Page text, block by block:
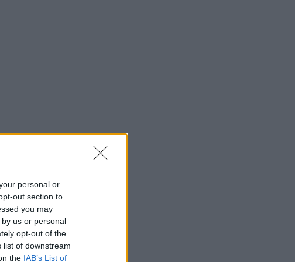
personal or
out section to
you may
us or personal
opt-out of the
list of downstream
the IAB’s List of